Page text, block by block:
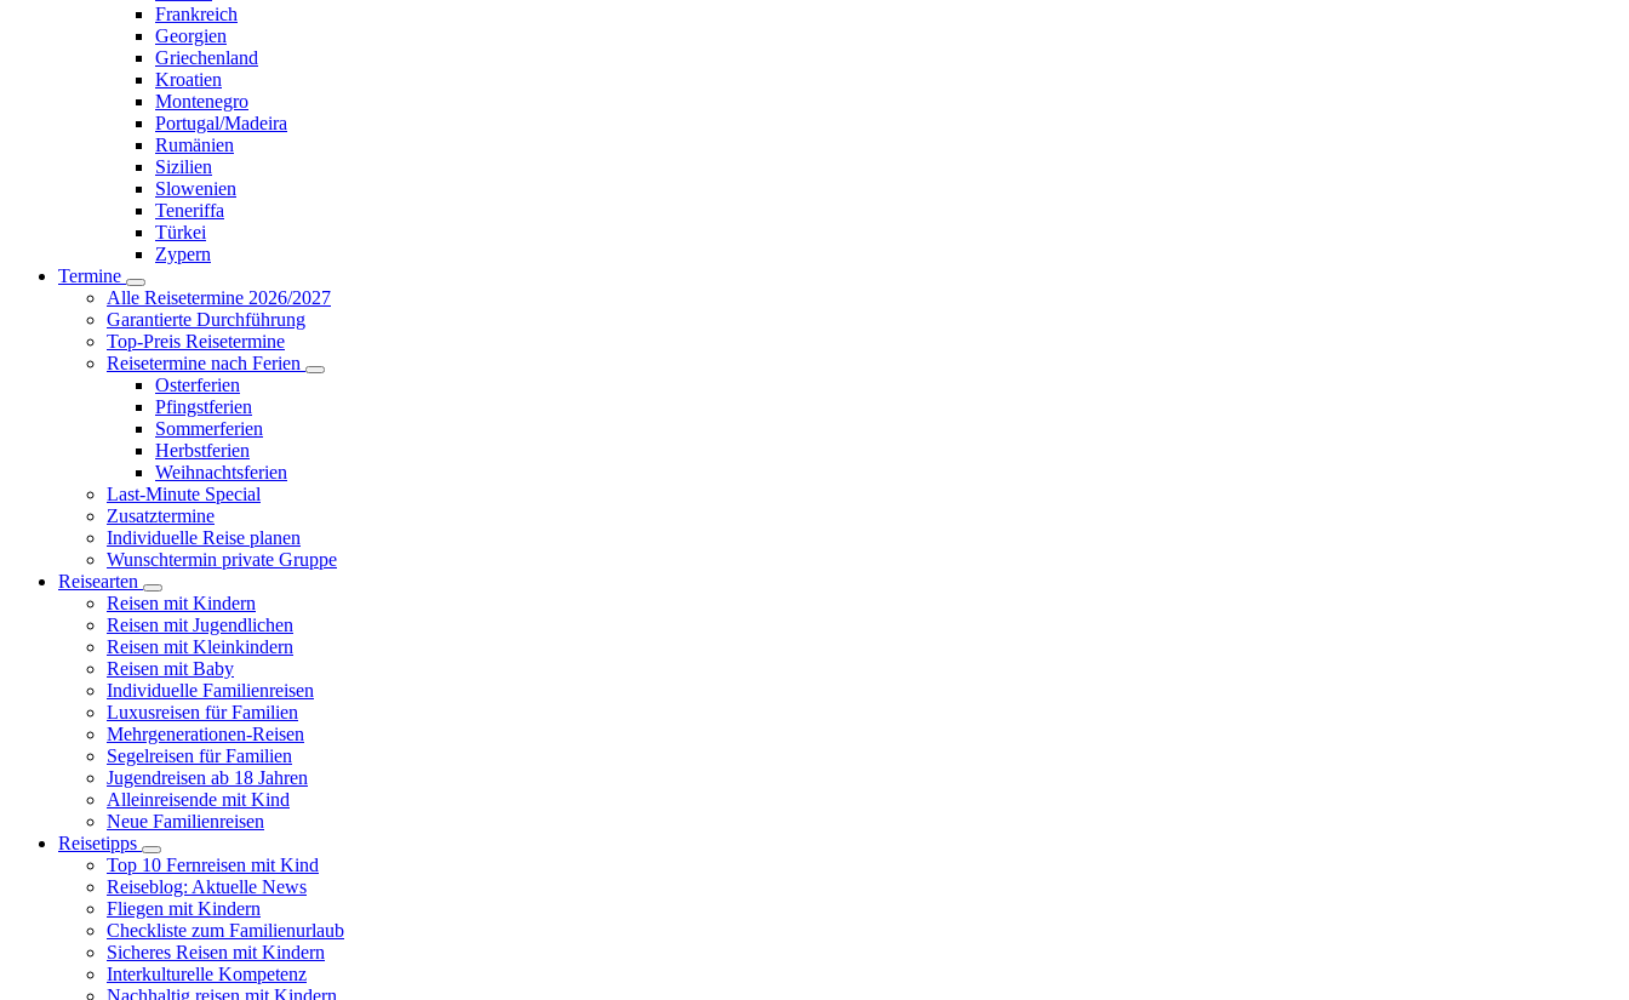
Frankreich
Georgien
Griechenland
Kroatien
Montenegro
Portugal/Madeira
Rumänien
Sizilien
Slowenien
Teneriffa
Türkei
Zypern
Termine
Alle Reisetermine 2026/2027
Garantierte Durchführung
Top-Preis Reisetermine
Reisetermine nach Ferien
Osterferien
Pfingstferien
Sommerferien
Herbstferien
Weihnachtsferien
Last-Minute Special
Zusatztermine
Individuelle Reise planen
Wunschtermin private Gruppe
Reisearten
Reisen mit Kindern
Reisen mit Jugendlichen
Reisen mit Kleinkindern
Reisen mit Baby
Individuelle Familienreisen
Luxusreisen für Familien
Mehrgenerationen-Reisen
Segelreisen für Familien
Jugendreisen ab 18 Jahren
Alleinreisende mit Kind
Neue Familienreisen
Reisetipps
Top 10 Fernreisen mit Kind
Reiseblog: Aktuelle News
Fliegen mit Kindern
Checkliste zum Familienurlaub
Sicheres Reisen mit Kindern
Interkulturelle Kompetenz
Nachhaltig reisen mit Kindern